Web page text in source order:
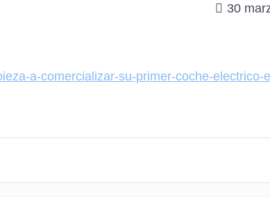
30
a-comercializar-su-primer-coche-electrico-